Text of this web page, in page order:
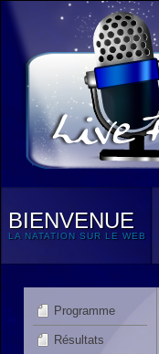
BIENVENUE
LA NATATION SUR LE WEB
Programme
Résultats